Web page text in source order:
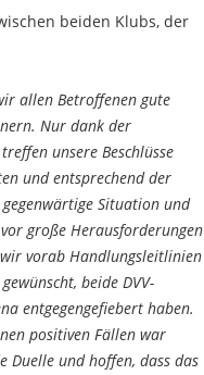
beiden Klubs, der
allen Betroffenen gute
Nur dank der
unsere Beschlüsse
und entsprechend der
Situation und
große Herausforderungen
vorab Handlungsleitlinien
beide DVV-
entgegengefiebert haben.
positiven Fällen war
und hoffen, dass das